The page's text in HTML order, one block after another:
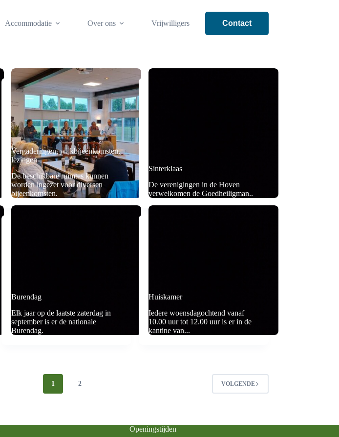
Accommodatie Over ons Vrijwilligers Contact
Vergaderingen, wijkbijeenkomsten,
lezingen
De beschikbare ruimtes kunnen
worden ingezet voor diversen
bijeenkomsten.
Sinterklaas
De verenigingen in de Hoven
verwelkomen de Goedheiligman..
Burendag
Elk jaar op de laatste zaterdag in
september is er de nationale
Burendag.
Huiskamer
Iedere woensdagochtend vanaf
10.00 uur tot 12.00 uur is er in de
kantine van...
1 2 VOLGENDE
Openingstijden